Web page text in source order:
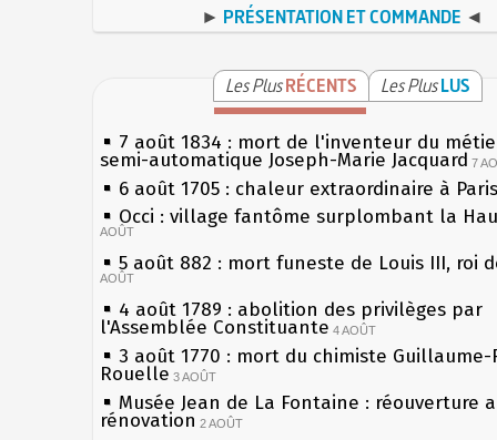
► PRÉSENTATION ET COMMANDE ◄
Les PlusRÉCENTS Les PlusLUS
7 août 1834 : mort de l'inventeur du
semi-automatique Joseph-Marie Jacquard 7
6 août 1705 : chaleur extraordinaire à Paris
Occi : village fantôme surplombant la
AOÛT
5 août 882 : mort funeste de Louis III, roi
AOÛT
4 août 1789 : abolition des privilèges par
l'Assemblée Constituante 4 AOÛT
3 août 1770 : mort du chimiste Guillaume-
Rouelle 3 AOÛT
Musée Jean de La Fontaine : réouverture
rénovation 2 AOÛT